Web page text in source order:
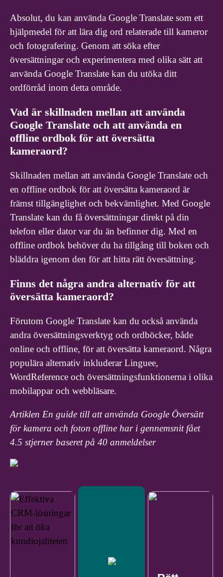
Absolut, du kan använda Google Translate som ett
hjälpmedel för att lära dig ord relaterade till kameror
och fotografering. Genom att söka efter
översättningar och experimentera med olika sätt att
använda Google Translate kan du utöka ditt
ordförråd inom detta område.
Vad är skillnaden mellan att använda
Google Translate och att använda en
offline ordbok för att översätta
kameraord?
Skillnaden mellan att använda Google Translate och
en offline ordbok för att översätta kameraord är
främst tillgänglighet och bekvämlighet. Med Google
Translate kan du få översättningar direkt på din
telefon eller dator var du än befinner dig. Med en
offline ordbok behöver du ha tillgång till boken och
bläddra igenom den för att hitta rätt översättning.
Finns det några andra alternativ för att
översätta kameraord?
Förutom Google Translate kan du också använda
andra översättningsverktyg och ordböcker, både
online och offline, för att översätta kameraord. Några
populära alternativ inkluderar Linguee,
WordReference och översättningsfunktionerna i olika
mobilappar och webbläsare.
Artiklen En guide till att använda Google Översätt
för kamera och foton offline har i gennemsnit fået
4.5 stjerner baseret på 40 anmeldelser